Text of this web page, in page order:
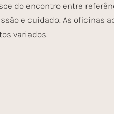
do encontro entre
e cuidado. As oficinas
variados.